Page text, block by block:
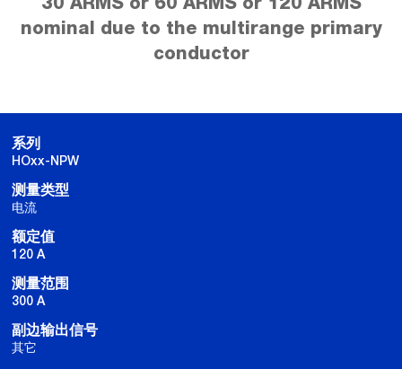
30 ARMS or 60 ARMS or 120 ARMS
nominal due to the multirange primary
conductor
系列
HOxx-NPW
测量类型
电流
额定值
120 A
测量范围
300 A
副边输出信号
其它